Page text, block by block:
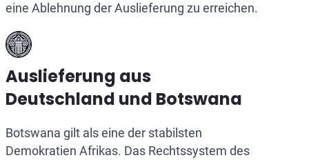
eine Ablehnung der Auslieferung zu erreichen.
Auslieferung aus
Deutschland und Botswana
Botswana gilt als eine der stabilsten
Demokratien Afrikas. Das Rechtssystem des